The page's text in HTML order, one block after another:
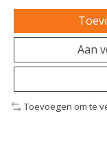
Aan
Toevoegen om te